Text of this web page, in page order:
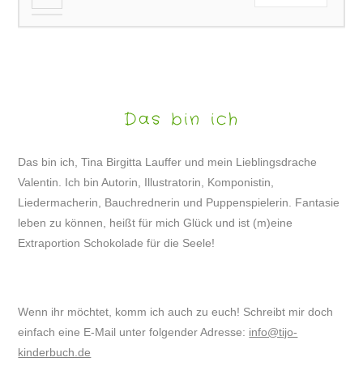
Das bin ich
Das bin ich, Tina Birgitta Lauffer und mein Lieblingsdrache
Valentin. Ich bin Autorin, Illustratorin, Komponistin,
Liedermacherin, Bauchrednerin und Puppenspielerin. Fantasie
leben zu können, heißt für mich Glück und ist (m)eine
Extraportion Schokolade für die Seele!
Wenn ihr möchtet, komm ich auch zu euch! Schreibt mir doch
einfach eine E-Mail unter folgender Adresse: info@tijo-
kinderbuch.de